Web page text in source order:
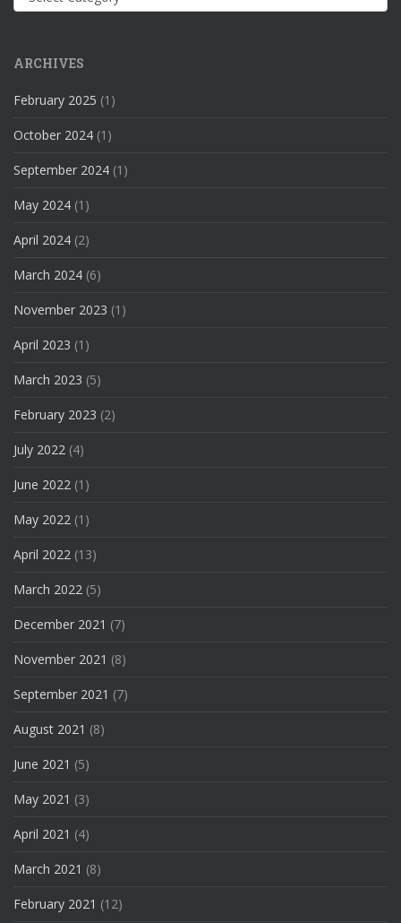
ARCHIVES
February 2025 (1)
October 2024 (1)
September 2024 (1)
May 2024 (1)
April 2024 (2)
March 2024 (6)
November 2023 (1)
April 2023 (1)
March 2023 (5)
February 2023 (2)
July 2022 (4)
June 2022 (1)
May 2022 (1)
April 2022 (13)
March 2022 (5)
December 2021 (7)
November 2021 (8)
September 2021 (7)
August 2021 (8)
June 2021 (5)
May 2021 (3)
April 2021 (4)
March 2021 (8)
February 2021 (12)